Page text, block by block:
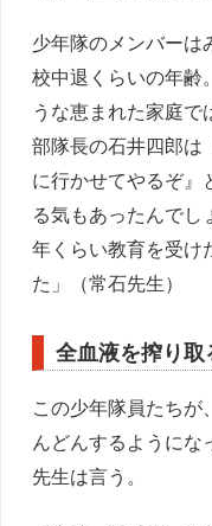
少年隊のメンバーは
校中退くらいの年齢
うな恵まれた家庭で
部隊長の石井四郎は
に行かせてやるぞ』
る気もあったんで
年くらい教育を受け
た」（常石先生）
全血液を搾り
この少年隊員たち
んどんするようにな
先生は言う。